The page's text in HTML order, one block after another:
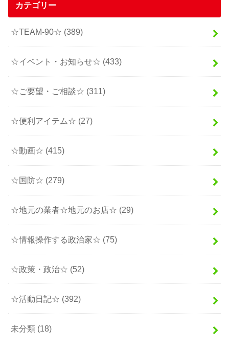
カテゴリー
☆TEAM-90☆ (389)
☆イベント・お知らせ☆ (433)
☆ご要望・ご相談☆ (311)
☆便利アイテム☆ (27)
☆動画☆ (415)
☆国防☆ (279)
☆地元の業者☆地元のお店☆ (29)
☆情報操作する政治家☆ (75)
☆政策・政治☆ (52)
☆活動日記☆ (392)
未分類 (18)